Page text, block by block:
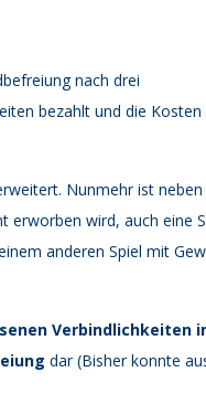
nach drei
bezahlt und die
Nunmehr ist
erworben wird, auch eine
anderen Spiel mit
Verbindlichkeiten
dar (Bisher konnte